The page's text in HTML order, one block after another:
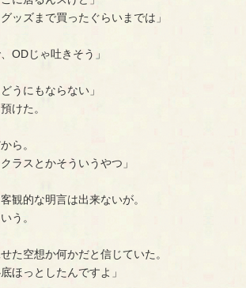
ッズまで買ったぐらいまでは」
ODじゃ吐きそう」
うにもならない」
けた。
ら。
ラスとかそういうやつ」
観的な明言は出来ないが。
う。
た空想か何かだと信じていた。
ほっとしたんですよ」